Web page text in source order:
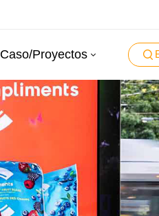
Caso/Proyectos